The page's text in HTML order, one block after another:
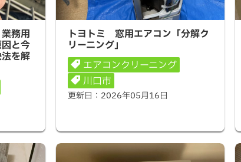
用エア
ぐでき
務用
と今
を解
トヨトミ 窓用エアコン「分解クリー
ニング」
トヨトミ 窓用エアコン「分解ク
リーニング」
エアコンクリーニング
川口市
更新日： 2026年05月16日